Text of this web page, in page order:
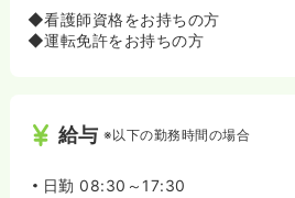
◆看護師資格をお持ちの方
◆運転免許をお持ちの方
給与 ※以下の勤務時間の場合
日勤 08:30～17:30